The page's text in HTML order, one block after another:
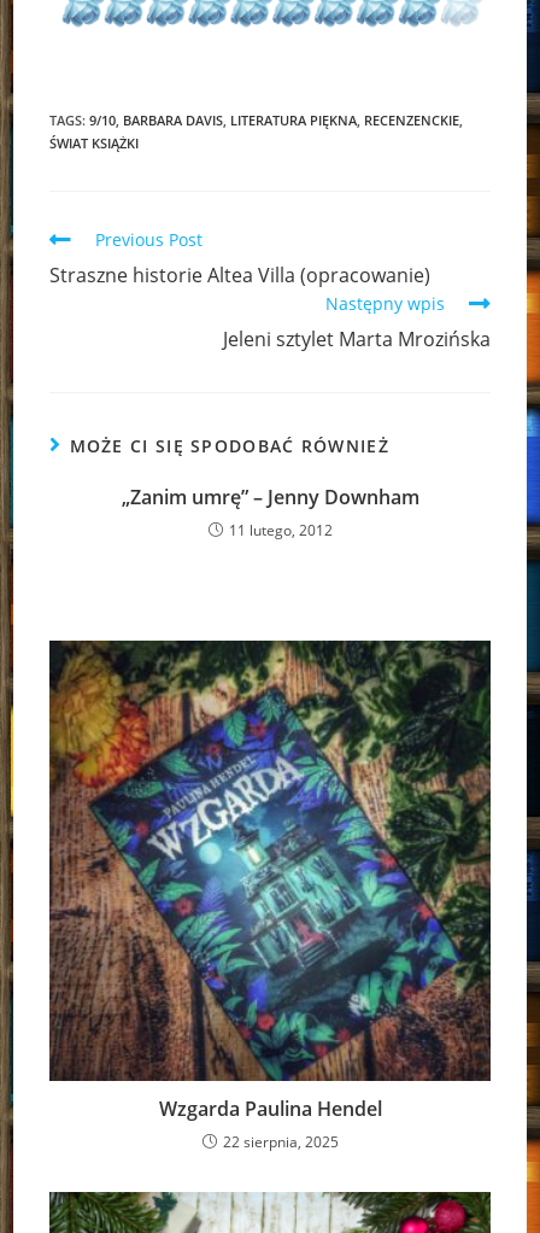
TAGS:9/10 BARBARA DAVIS LITERATURA PIĘKNA RECENZENCKIE
ŚWIAT KSIĄŻKI
Read
articles
Previous Post
Straszne historie Altea Villa (opracowanie)
Następny wpis
Jeleni sztylet Marta Mrozińska
MOŻE CI SIĘ SPODOBAĆ RÓWNIEŻ
„Zanim umrę” – Jenny Downham
11 lutego, 2012
Wzgarda Paulina Hendel
22 sierpnia, 2025